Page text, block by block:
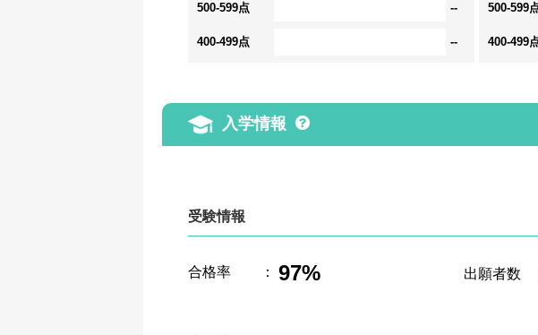
500-599点 --
400-499点 --
500-599
400-499
入学情報
受験情報
合格率 ： 97% 出願者数